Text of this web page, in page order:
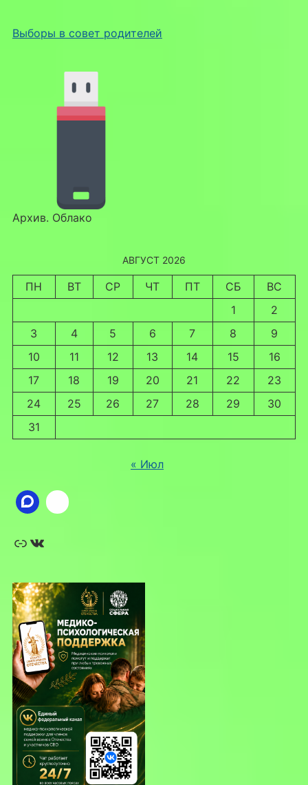
Выборы в совет родителей
Архив. Облако
АВГУСТ 2026
ПН ВТ СР ЧТ ПТ СБ
ВС
1
2
3
4 5 6 7 8
9
10
11 12 13 14 15
16
17
18 19 20 21 22
23
24
25 26 27 28 29
30
31
« Июл